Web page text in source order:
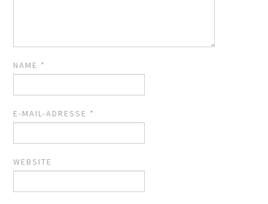
NAME *
E-MAIL-ADRESSE *
WEBSITE